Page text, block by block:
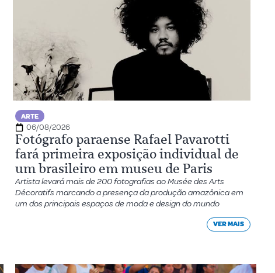
ARTE
06/08/2026
Fotógrafo paraense Rafael Pavarotti
fará primeira exposição individual de
um brasileiro em museu de Paris
Artista levará mais de 200 fotografias ao Musée des Arts
Décoratifs marcando a presença da produção amazônica em
um dos principais espaços de moda e design do mundo
VER MAIS